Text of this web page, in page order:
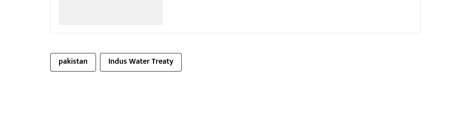
pakistan Indus Water Treaty